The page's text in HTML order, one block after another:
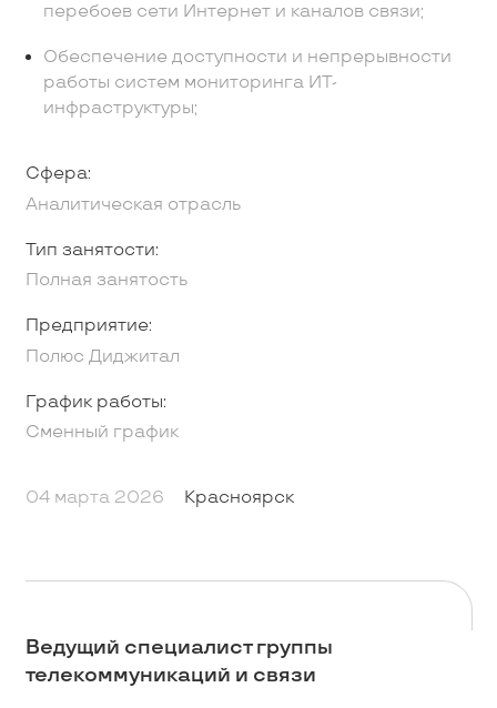
перебоев сети Интернет и каналов связи;
Обеспечение доступности и непрерывности
работы систем мониторинга ИТ-
инфраструктуры;
Сфера:
Аналитическая отрасль
Тип занятости:
Полная занятость
Предприятие:
Полюс Диджитал
График работы:
Сменный график
04 марта 2026 Красноярск
Ведущий специалист группы
телекоммуникаций и связи